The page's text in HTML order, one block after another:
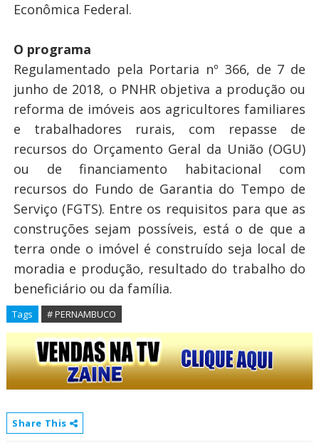
Econômica Federal.
O programa
Regulamentado pela Portaria nº 366, de 7 de
junho de 2018, o PNHR objetiva a produção ou
reforma de imóveis aos agricultores familiares
e trabalhadores rurais, com repasse de
recursos do Orçamento Geral da União (OGU)
ou de financiamento habitacional com
recursos do Fundo de Garantia do Tempo de
Serviço (FGTS). Entre os requisitos para que as
construções sejam possíveis, está o de que a
terra onde o imóvel é construído seja local de
moradia e produção, resultado do trabalho do
beneficiário ou da família.
Tags # PERNAMBUCO
Share This